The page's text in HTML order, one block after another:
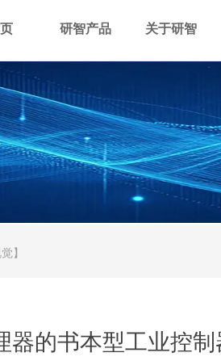
研智产品 关于研智
的书本型工业控制
】